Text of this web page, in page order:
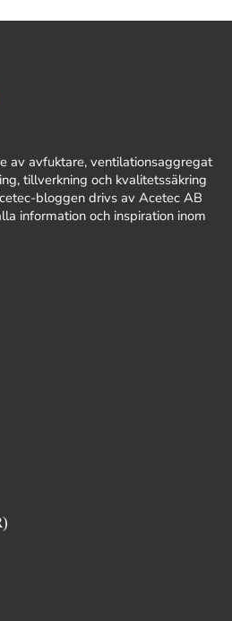
av avfuktare, ventilationsaggregat
tillverkning och kvalitetssäkring
bloggen drivs av Acetec AB
information och inspiration inom